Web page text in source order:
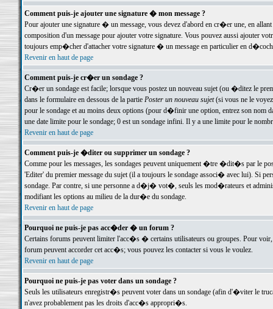
Comment puis-je ajouter une signature � mon message ?
Pour ajouter une signature � un message, vous devez d'abord en cr�er une, en
composition d'un message pour ajouter votre signature. Vous pouvez aussi ajouter
toujours emp�cher d'attacher votre signature � un message en particulier en
Revenir en haut de page
Comment puis-je cr�er un sondage ?
Cr�er un sondage est facile; lorsque vous postez un nouveau sujet (ou �ditez le
dans le formulaire en dessous de la partie Poster un nouveau sujet(si vous ne le voyez
pour le sondage et au moins deux options (pour d�finir une option, entrez son nom
une date limite pour le sondage; 0 est un sondage infini. Il y a une limite pour le
Revenir en haut de page
Comment puis-je �diter ou supprimer un sondage ?
Comme pour les messages, les sondages peuvent uniquement �tre �dit�s par le
'Editer' du premier message du sujet (il a toujours le sondage associ� avec lui). Si
sondage. Par contre, si une personne a d�j� vot�, seuls les mod�rateurs et
modifiant les options au milieu de la dur�e du sondage.
Revenir en haut de page
Pourquoi ne puis-je pas acc�der � un forum ?
Certains forums peuvent limiter l'acc�s � certains utilisateurs ou groupes. Pour
forum peuvent accorder cet acc�s; vous pouvez les contacter si vous le voulez.
Revenir en haut de page
Pourquoi ne puis-je pas voter dans un sondage ?
Seuls les utilisateurs enregistr�s peuvent voter dans un sondage (afin d'�viter le
n'avez probablement pas les droits d'acc�s appropri�s.